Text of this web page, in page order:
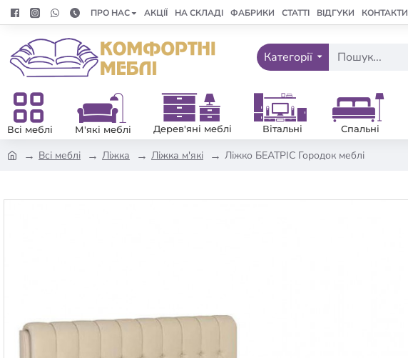
ПРО НАС АКЦІЇ НА СКЛАДІ ФАБРИКИ СТАТТІ ВІДГУКИ КОНТАКТИ
Категорії
Всі меблі М'які меблі Дерев'яні меблі Вітальні Спальні
Всі меблі Ліжка Ліжка м'які Ліжко БЕАТРІС Городок меблі